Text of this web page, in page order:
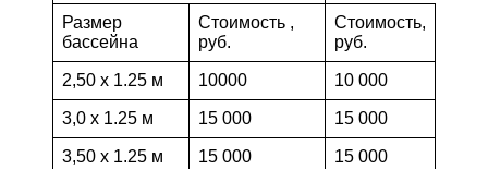
Размер
бассейна
Стоимость ,
руб.
Стоимость,
руб.
2,50 х 1.25 м 10000 10 000
3,0 х 1.25 м 15 000 15 000
3,50 х 1.25 м 15 000 15 000